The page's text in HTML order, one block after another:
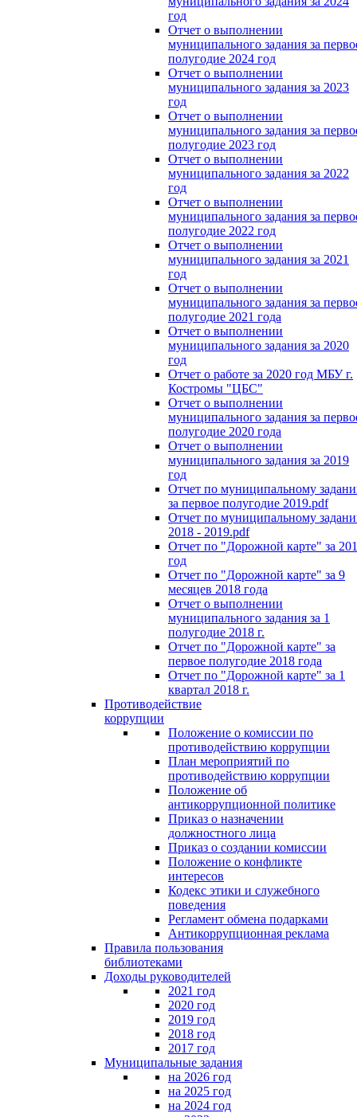
год
Отчет о выполнении
муниципального задания за
полугодие 2024 год
Отчет о выполнении
муниципального задания за 2023
год
Отчет о выполнении
муниципального задания за
полугодие 2023 год
Отчет о выполнении
муниципального задания за 2022
год
Отчет о выполнении
муниципального задания за
полугодие 2022 год
Отчет о выполнении
муниципального задания за 2021
год
Отчет о выполнении
муниципального задания за
полугодие 2021 года
Отчет о выполнении
муниципального задания за 2020
год
Отчет о работе за 2020 год МБУ г.
Костромы "ЦБС"
Отчет о выполнении
муниципального задания за
полугодие 2020 года
Отчет о выполнении
муниципального задания за 2019
год
Отчет по муниципальному
за первое полугодие 2019.pdf
Отчет по муниципальному
2018 - 2019.pdf
Отчет по "Дорожной карте" за
год
Отчет по "Дорожной карте" за 9
месяцев 2018 года
Отчет о выполнении
муниципального задания за 1
полугодие 2018 г.
Отчет по "Дорожной карте" за
первое полугодие 2018 года
Отчет по "Дорожной карте" за 1
квартал 2018 г.
Противодействие
коррупции
Положение о комиссии по
противодействию коррупции
План мероприятий по
противодействию коррупции
Положение об
антикоррупционной политике
Приказ о назначении
должностного лица
Приказ о создании комиссии
Положение о конфликте
интересов
Кодекс этики и служебного
поведения
Регламент обмена подарками
Антикоррупционная реклама
Правила пользования
библиотеками
Доходы руководителей
2021 год
2020 год
2019 год
2018 год
2017 год
Муниципальные задания
на 2026 год
на 2025 год
на 2024 год